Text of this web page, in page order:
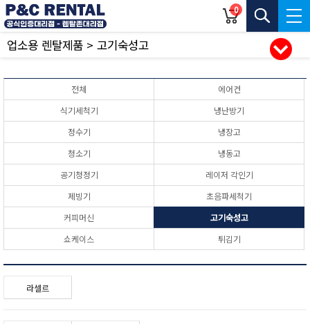
0
업소용 렌탈제품 > 고기숙성고
전체
에어컨
식기세척기
냉난방기
정수기
냉장고
청소기
냉동고
공기청정기
레이저 각인기
제빙기
초음파세척기
커피머신
고기숙성고
쇼케이스
튀김기
라셀르